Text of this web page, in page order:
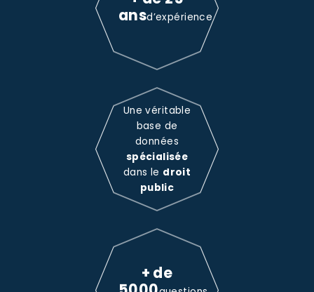
ansd’expérience
Une véritable
base de
données
spécialisée
dans le droit
public
+ de